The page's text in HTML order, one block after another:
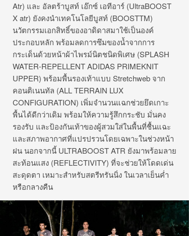
Atr) และ อัลตร้าบูสท์ เอ๊กซ์ เอทีอาร์ (UltraBOOST
X atr) ยังคงนำเทคโนโลยีบูสท์ (BOOSTTM)
นวัตกรรมเอกสิทธิ์ของอาดิดาสมาใช้เป็นองค์
ประกอบหลัก พร้อมลดการซึมของน้ำจากการ
กระเด็นด้วยหน้าผ้าไพรม์นิตชนิดพิเศษ (SPLASH
WATER-REPELLENT ADIDAS PRIMEKNIT
UPPER) พร้อมพื้นรองเท้าแบบ Stretchweb จาก
คอนติเนนทัล (ALL TERRAIN LUX
CONFIGURATION) เพิ่มจำนวนแฉกช่วยยึดเกาะ
พื้นได้ดีกว่าเดิม พร้อมให้ความรู้สึกกระชับ มั่นคง
รองรับ และป้องกันเท้าของผู้สวมใส่ในพื้นที่ชื้นแฉะ
และสภาพอากาศที่แปรปรวนโดยเฉพาะในช่วงหน้า
ฝน นอกจากนี้ ULTRABOOST ATR ยังมาพร้อมลาย
สะท้อนแสง (REFLECTIVITY) ที่จะช่วยให้โดดเด่น
สะดุดตา เหมาะสำหรับสตรีทรันนิ่ง ในเวลาเย็นค่ำ
หรือกลางคืน